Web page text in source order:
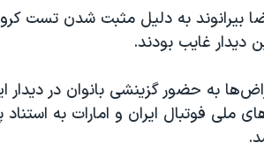
بیرانوند به دلیل مثبت شدن تست
دیدار غایب بودند.
به حضور گزینشی بانوان در دیدار
ملی فوتبال ایران و امارات به استناد